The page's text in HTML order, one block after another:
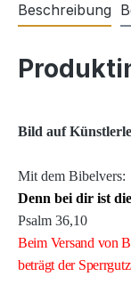
Beschreibung
Bild auf
Mit dem Bibelvers:
Denn bei dir ist
Psalm 36,10
Beim Versand von
beträgt der